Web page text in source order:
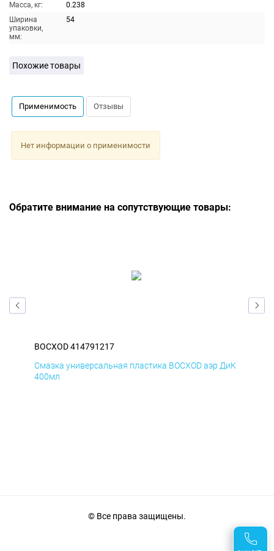
Масса, кг:
0.238
Ширина
упаковки,
мм:
54
Похожие товары
Применимость Отзывы
Нет информации о применимости
Обратите внимание на сопутствующие товары:
BOCXOD 414791217
Смазка универсальная пластика BOCXOD аэр ДиК
400мл
© Все права защищены.